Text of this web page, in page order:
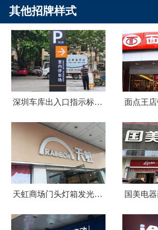
其他招牌样式
深圳车库出入口指示标识牌制作
天虹商场门头灯箱发光字广告招牌